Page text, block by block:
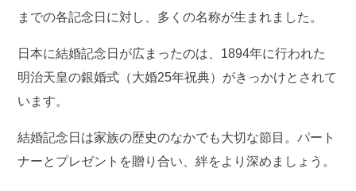
までの各記念日に対し、多くの名称が生まれました。
日本に結婚記念日が広まったのは、1894年に行われた
明治天皇の銀婚式（大婚25年祝典）がきっかけとされて
います。
結婚記念日は家族の歴史のなかでも大切な節目。パート
ナーとプレゼントを贈り合い、絆をより深めましょう。